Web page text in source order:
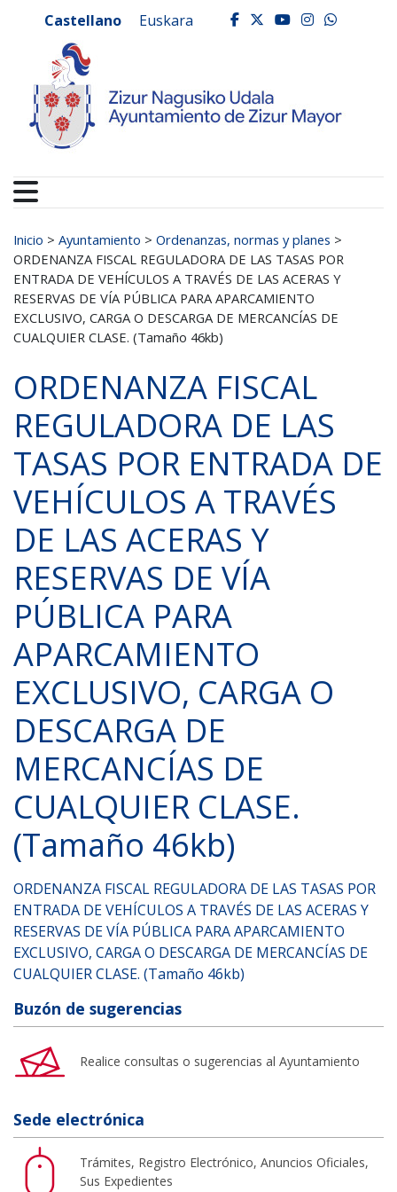
Ayuntamiento de
Castellano Euskara facebook
twitter
youtube
Buscar:
Inicio > Ayuntamiento > Ordenanzas, normas y planes >
ORDENANZA FISCAL REGULADORA DE LAS TASAS POR
ENTRADA DE VEHÍCULOS A TRAVÉS DE LAS ACERAS Y
RESERVAS DE VÍA PÚBLICA PARA APARCAMIENTO
EXCLUSIVO, CARGA O DESCARGA DE MERCANCÍAS DE
CUALQUIER CLASE. (Tamaño 46kb)
ORDENANZA FISCAL
REGULADORA DE LAS
TASAS POR ENTRADA DE
VEHÍCULOS A TRAVÉS
DE LAS ACERAS Y
RESERVAS DE VÍA
PÚBLICA PARA
APARCAMIENTO
EXCLUSIVO, CARGA O
DESCARGA DE
MERCANCÍAS DE
CUALQUIER CLASE.
(Tamaño 46kb)
ORDENANZA FISCAL REGULADORA DE LAS TASAS POR
ENTRADA DE VEHÍCULOS A TRAVÉS DE LAS ACERAS Y
RESERVAS DE VÍA PÚBLICA PARA APARCAMIENTO
EXCLUSIVO, CARGA O DESCARGA DE MERCANCÍAS DE
CUALQUIER CLASE. (Tamaño 46kb)
Buzón de sugerencias
Realice consultas o sugerencias al Ayuntamiento
Sede electrónica
Trámites, Registro Electrónico, Anuncios Oficiales,
Sus Expedientes